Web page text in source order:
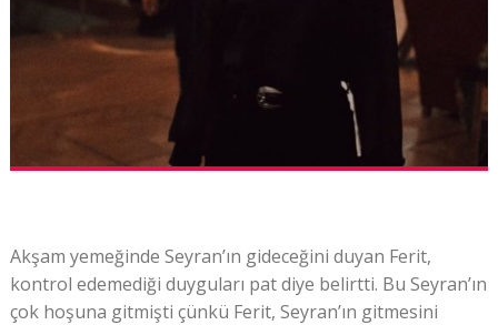
Akşam yemeğinde Seyran’ın gideceğini duyan Ferit,
kontrol edemediği duyguları pat diye belirtti. Bu Seyran’ın
çok hoşuna gitmişti çünkü Ferit, Seyran’ın gitmesini